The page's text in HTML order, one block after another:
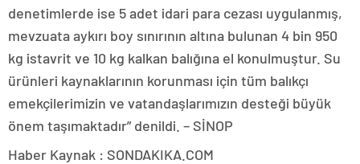
denetimlerde ise 5 adet idari para cezası uygulanmış,
mevzuata aykırı boy sınırının altına bulunan 4 bin 950
kg istavrit ve 10 kg kalkan balığına el konulmuştur. Su
ürünleri kaynaklarının korunması için tüm balıkçı
emekçilerimizin ve vatandaşlarımızın desteği büyük
önem taşımaktadır” denildi. – SİNOP
Haber Kaynak : SONDAKIKA.COM